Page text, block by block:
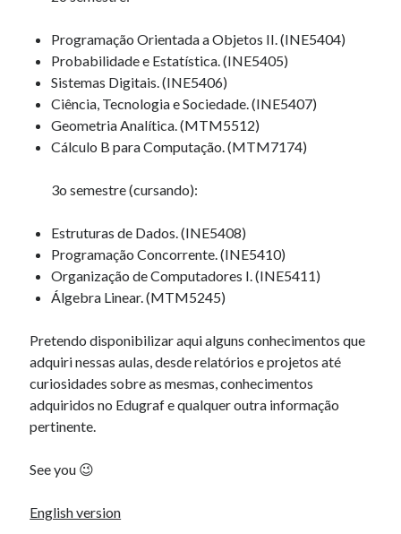
Timothybab
Ubuntu, VirtualBox 2.2 e USB
Como fazer relatórios…
Ubuntu, diminuindo o seu tempo de boot.
em
Lista, Estrutura de dados
Novidades no Ubuntu 9.10 Alpha 5
Programação Orientada a Objetos II. (INE5404)
Probabilidade e Estatística. (INE5405)
Sistemas Digitais. (INE5406)
Ciência, Tecnologia e Sociedade. (INE5407)
Geometria Analítica. (MTM5512)
Cálculo B para Computação. (MTM7174)
3o semestre (cursando):
Estruturas de Dados. (INE5408)
Programação Concorrente. (INE5410)
Organização de Computadores I. (INE5411)
Álgebra Linear. (MTM5245)
Pretendo disponibilizar aqui alguns conhecimentos que
adquiri nessas aulas, desde relatórios e projetos até
curiosidades sobre as mesmas, conhecimentos
adquiridos no Edugraf e qualquer outra informação
pertinente.
See you 😉
English version